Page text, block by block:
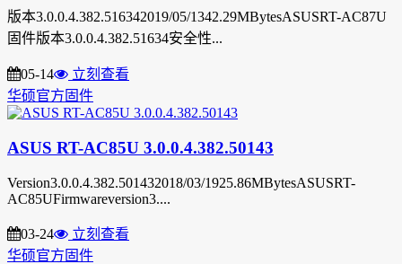
版本3.0.0.4.382.516342019/05/1342.29MBytesASUSRT-AC87U
固件版本3.0.0.4.382.51634安全性...
05-14
立刻查看
华硕官方固件
ASUS RT-AC85U 3.0.0.4.382.50143
Version3.0.0.4.382.501432018/03/1925.86MBytesASUSRT-
AC85UFirmwareversion3....
03-24
立刻查看
华硕官方固件